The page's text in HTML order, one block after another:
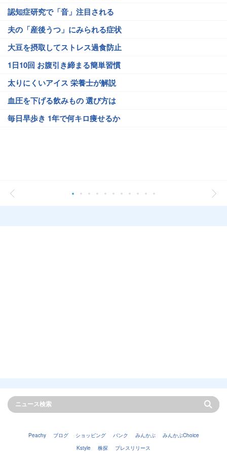
認知症研究で「音」注目される
夫の「産後うつ」にみられる症状
大豆を摂取してストレス過食防止
1日10回 お腹引き締まる簡単習慣
太りにくいアイス 栄養士が解説
血圧を下げる飲みもの 選び方は
毎日早歩き 1年で何キロ痩せるか
Peachy ブログ ショッピング バンク みんかぶ
みんかぶChoice
Kstyle
株探 プレスリリース